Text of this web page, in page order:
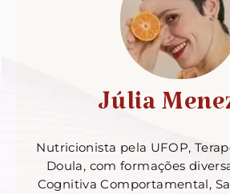
Júlia
Nutricionista pela UFOP,
Doula, com formações
Cognitiva Comportamental,